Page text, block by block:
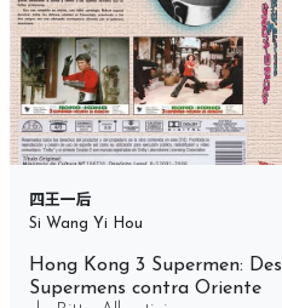
四王一后
Si Wang Yi Hou
Hong Kong 3 Supermen:
Supermens contra Oriente